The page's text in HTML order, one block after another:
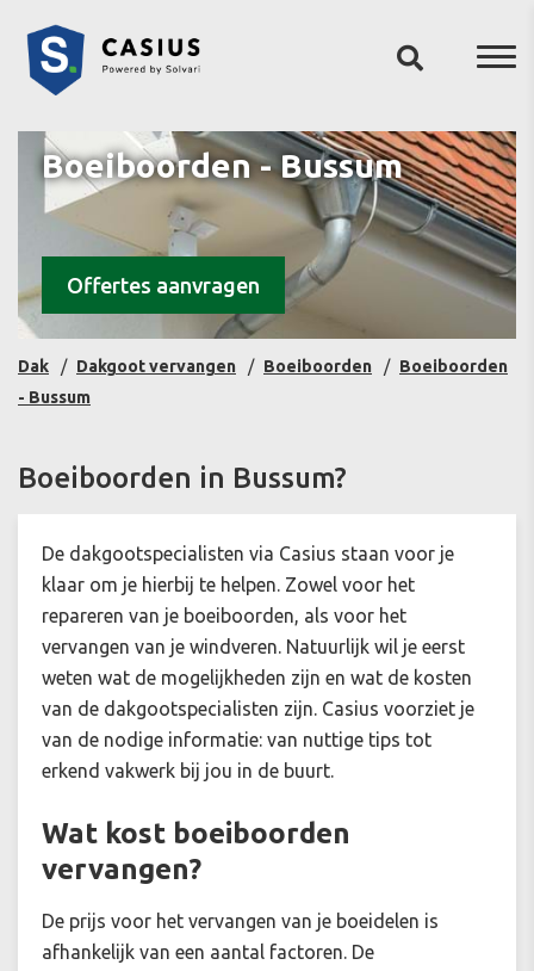
Boeiboorden - Bussum
Offertes aanvragen
Dak Dakgoot vervangen Boeiboorden
Boeiboorden
- Bussum
Boeiboorden in Bussum?
De dakgootspecialisten via Casius staan voor je
klaar om je hierbij te helpen. Zowel voor het
repareren van je boeiboorden, als voor het
vervangen van je windveren. Natuurlijk wil je eerst
weten wat de mogelijkheden zijn en wat de kosten
van de dakgootspecialisten zijn. Casius voorziet je
van de nodige informatie: van nuttige tips tot
erkend vakwerk bij jou in de buurt.
Wat kost boeiboorden
vervangen?
De prijs voor het vervangen van je boeidelen is
afhankelijk van een aantal factoren. De